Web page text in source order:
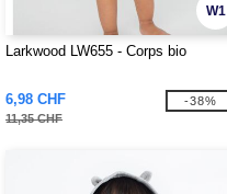
W1
Larkwood LW655 - Corps bio
6,98 CHF
11,35 CHF
-38%